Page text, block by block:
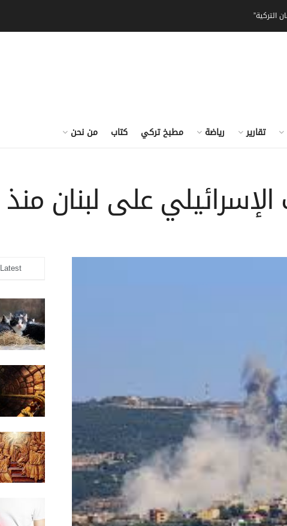
التركية”
تقارير رياضة مطبخ تركي كتاب من نحن
على لبنان منذ 2 مارس
Latest